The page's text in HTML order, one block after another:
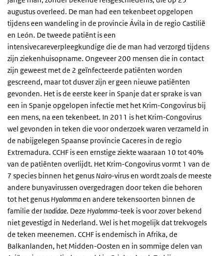
augustus overleed. De man had een tekenbeet opgelopen
tijdens een wandeling in de provincie Ávila in de regio Castilië
en León. De tweede patiënt is een
intensivecareverpleegkundige die de man had verzorgd tijdens
zijn ziekenhuisopname. Ongeveer 200 mensen die in contact
zijn geweest met de 2 geïnfecteerde patiënten worden
gescreend, maar tot dusver zijn er geen nieuwe patiënten
gevonden. Het is de eerste keer in Spanje dat er sprake is van
een in Spanje opgelopen infectie met het Krim-Congovirus bij
een mens, na een tekenbeet. In 2011 is het Krim-Congovirus
wel gevonden in teken die voor onderzoek waren verzameld in
de nabijgelegen Spaanse provincie Caceres in de regio
Extremadura. CCHF is een ernstige ziekte waaraan 10 tot 40%
van de patiënten overlijdt. Het Krim-Congovirus vormt 1 van de
7 species binnen het genus Nairo-virus en wordt zoals de meeste
andere bunyavirussen overgedragen door teken die behoren
tot het genus Hyalommaen andere tekensoorten binnen de
familie der Ixodidae. Deze Hyalomma-teek is voor zover bekend
niet gevestigd in Nederland. Wel is het mogelijk dat trekvogels
de teken meenemen. CCHF is endemisch in Afrika, de
Balkanlanden, het Midden-Oosten en in sommige delen van